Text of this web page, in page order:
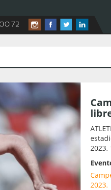
00 72
2023.
2023.